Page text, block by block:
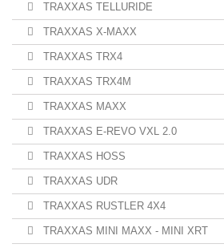
TRAXXAS TELLURIDE
TRAXXAS X-MAXX
TRAXXAS TRX4
TRAXXAS TRX4M
TRAXXAS MAXX
TRAXXAS E-REVO VXL 2.0
TRAXXAS HOSS
TRAXXAS UDR
TRAXXAS RUSTLER 4X4
TRAXXAS MINI MAXX - MINI XRT